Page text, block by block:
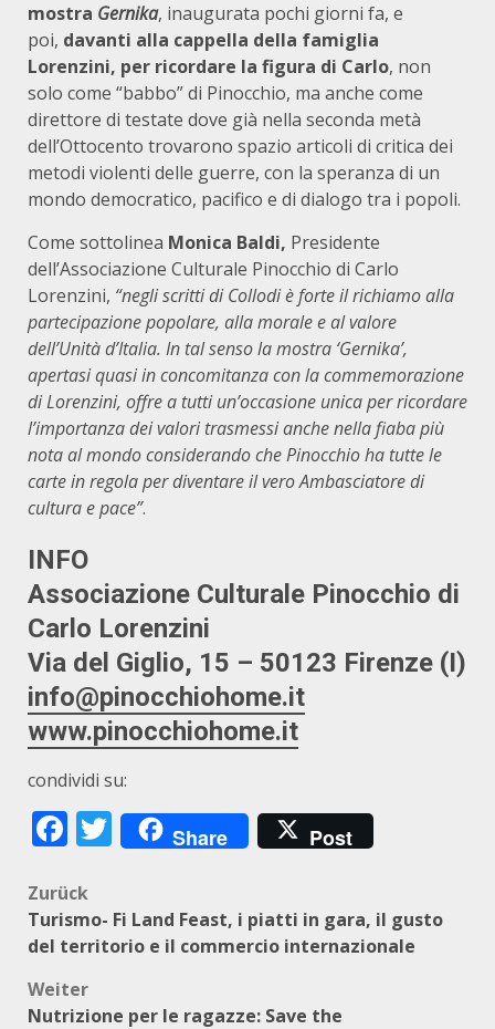
mostra Gernika, inaugurata pochi giorni fa, e
poi, davanti alla cappella della famiglia
Lorenzini, per ricordare la figura di Carlo, non
solo come “babbo” di Pinocchio, ma anche come
direttore di testate dove già nella seconda metà
dell’Ottocento trovarono spazio articoli di critica dei
metodi violenti delle guerre, con la speranza di un
mondo democratico, pacifico e di dialogo tra i popoli.
Come sottolinea Monica Baldi, Presidente
dell’Associazione Culturale Pinocchio di Carlo
Lorenzini, “negli scritti di Collodi è forte il richiamo alla
partecipazione popolare, alla morale e al valore
dell’Unità d’Italia. In tal senso la mostra ‘Gernika’,
apertasi quasi in concomitanza con la commemorazione
di Lorenzini, offre a tutti un’occasione unica per ricordare
l’importanza dei valori trasmessi anche nella fiaba più
nota al mondo considerando che Pinocchio ha tutte le
carte in regola per diventare il vero Ambasciatore di
cultura e pace”.
INFO
Associazione Culturale Pinocchio di
Carlo Lorenzini
Via del Giglio, 15 – 50123 Firenze (I)
info@pinocchiohome.it
www.pinocchiohome.it
condividi su:
Facebook
Twitter
Share Post
Beitragsnavigation
Zurück
Turismo- Fi Land Feast, i piatti in gara, il gusto
del territorio e il commercio internazionale
Weiter
Nutrizione per le ragazze: Save the